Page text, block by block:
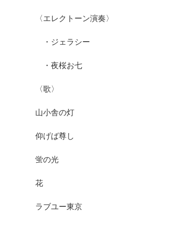
〈エレクトーン演奏〉
・ジェラシー
・夜桜お七
〈歌〉
山小舎の灯
仰げば尊し
蛍の光
花
ラブユー東京